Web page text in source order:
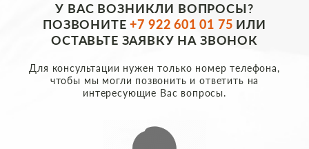
У ВАС ВОЗНИКЛИ ВОПРОСЫ?
ПОЗВОНИТЕ+7 922 601 01 75 ИЛИ
ОСТАВЬТЕ ЗАЯВКУ НА ЗВОНОК
Для консультации нужен только номер телефона,
чтобы мы могли позвонить и ответить на
интересующие Вас вопросы.